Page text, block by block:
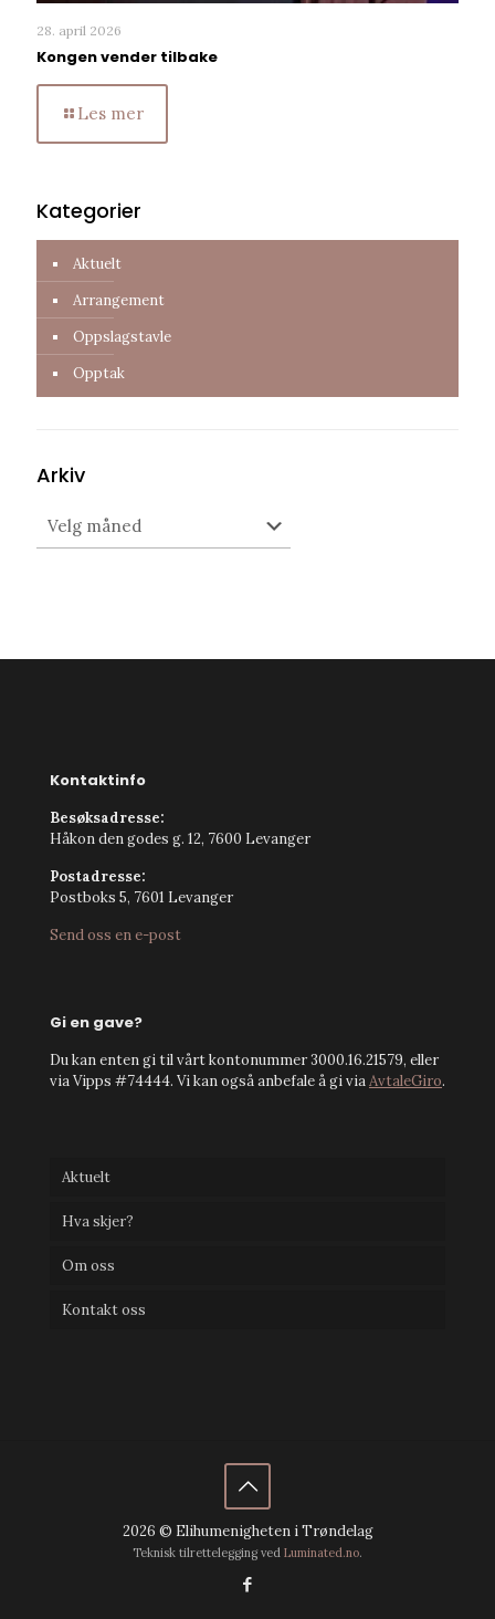
28. april 2026
Kongen vender tilbake
Les mer
Kategorier
Aktuelt
Arrangement
Oppslagstavle
Opptak
Arkiv
Kontaktinfo
Besøksadresse:
Håkon den godes g. 12, 7600 Levanger
Postadresse:
Postboks 5, 7601 Levanger
Send oss en e-post
Gi en gave?
Du kan enten gi til vårt kontonummer 3000.16.21579, eller
via Vipps #74444. Vi kan også anbefale å gi viaAvtaleGiro.
Aktuelt
Hva skjer?
Om oss
Kontakt oss
2026 © Elihumenigheten i Trøndelag
Teknisk tilrettelegging ved Luminated.no.